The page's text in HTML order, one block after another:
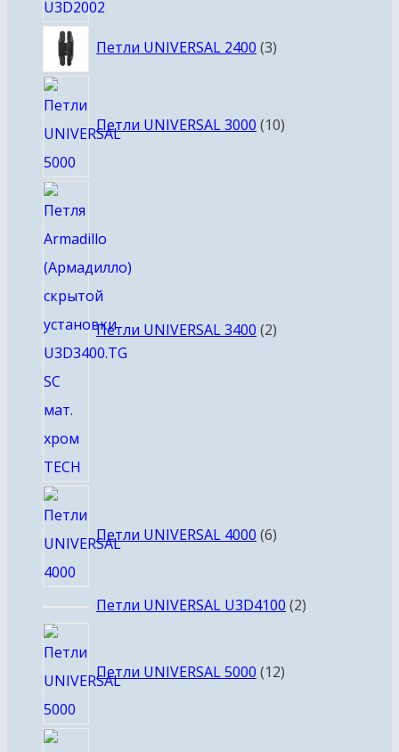
Петли UNIVERSAL 2400 33
Петли UNIVERSAL 3000 10товаров
Петли UNIVERSAL 3400 2
Петли UNIVERSAL 4000 6товаров
Петли UNIVERSAL U3D4100 22
Петли UNIVERSAL 5000 12товаров